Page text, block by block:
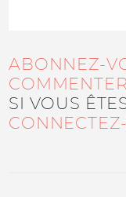
ABONNEZ-
SI VOUS